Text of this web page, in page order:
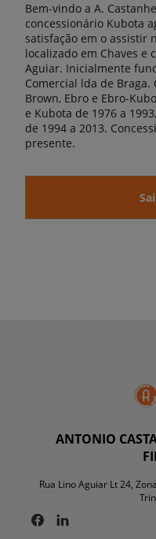
Bem-vindo a A.
concessionário Kubota
satisfação em o assistir
localizado em Chaves e
Aguiar. Inicialmente
Comercial lda de Braga.
Brown, Ebro e Ebro-
e Kubota de 1976 a
de 1994 a 2013.
presente.
ANTONIO
Rua Lino Aguiar Lt 24,